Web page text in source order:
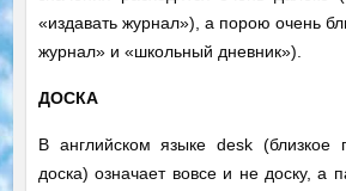
«издавать журнал»), а порою очень
журнал» и «школьный дневник»).
ДОСКА
В английском языке desk (близкое
доска) означает вовсе и не доску, а